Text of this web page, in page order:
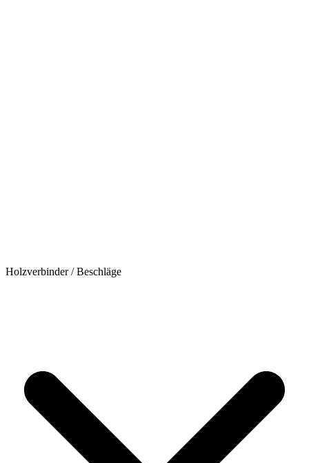
Holzverbinder / Beschläge